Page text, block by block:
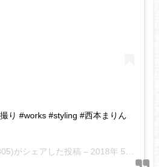
り #works #styling #西本まりん
がシェアした投稿 – 2018年 5月月7日午後7時47分PDT